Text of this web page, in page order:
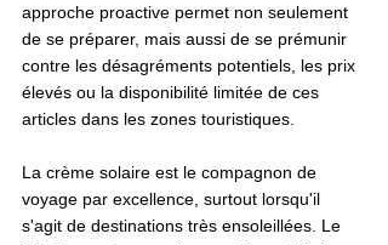
approche proactive permet non seulement
de se préparer, mais aussi de se prémunir
contre les désagréments potentiels, les prix
élevés ou la disponibilité limitée de ces
articles dans les zones touristiques.
La crème solaire est le compagnon de
voyage par excellence, surtout lorsqu'il
s'agit de destinations très ensoleillées. Le